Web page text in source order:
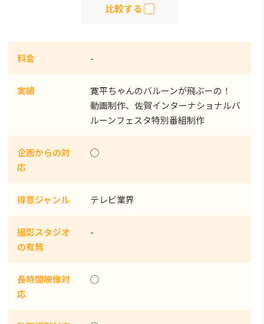
比較する
料金 -
実績
寛平ちゃんのバルーンが飛ぶーの！
動画制作、佐賀インターナショナルバ
ルーンフェスタ特別番組制作
企画からの対
応
◯
得意ジャンル テレビ業界
撮影スタジオ
の有無
-
長時間映像対
応
◯